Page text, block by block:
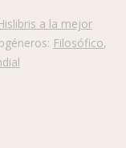
a la mejor
Filosófico,